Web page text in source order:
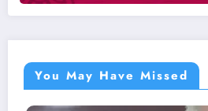
You May Have Missed